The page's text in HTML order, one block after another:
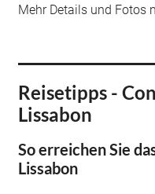
Mehr Details und Fotos
Reisetipps -
Lissabon
So erreichen Sie
Lissabon